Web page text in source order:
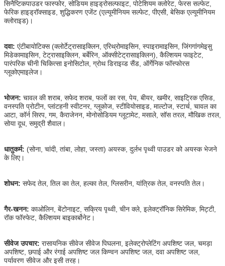
सिनैप्टिकपाउडर फास्फोर, सोडियम हाइड्रोसल्फाइट, पोटेशियम क्लोरेट, फेरस सल्फेट,
फेरिक हाइड्रॉक्साइड, शुद्धिकरण एजेंट (एल्यूमीनियम सल्फेट, पीएसी, बेसिक एल्यूमीनियम
क्लोराइड)।
दवा: एंटीबायोटिक्स (क्लोर्टेट्रासाइक्लिन, एरिथ्रोमाइसिन, स्पाइरामाइसिन, जिंगगांगमेइसु
मिडेकामाइसिन, टेट्रासाइक्लिन, बर्बेरिन, ऑक्सीटेट्रासाइक्लिन), कैल्शियम फाइटेट,
पारंपरिक चीनी चिकित्सा इनोसिटोल, ग्रोथ डिराइव्ड सैंड, ऑर्गेनिक फॉस्फोरस
ग्लूकोएमाइलेज।
भोजन: चावल की शराब, सफेद शराब, फलों का रस, पेय, बीयर, खमीर, साइट्रिक एसिड,
वनस्पति प्रोटीन, प्लांटहनी स्वीटनर, ग्लूकोज, स्टीवियोसाइड, माल्टोज, स्टार्च, चावल का
आटा, कॉर्न सिरप, गम, कैराजेनन, मोनोसोडियम ग्लूटामेट, मसाले, सॉस तरल, मौखिक तरल,
सोया दूध, समुद्री शैवाल।
धातुकर्म: (सोना, चांदी, तांबा, लोहा, जस्ता) अयस्क, दुर्लभ पृथ्वी पाउडर को अयस्क भेजने
के लिए।
शोधन: सफेद तेल, तिल का तेल, हल्का तेल, ग्लिसरीन, यांत्रिक तेल, वनस्पति तेल।
गैर-खनन: काओलिन, बेंटोनाइट, सक्रिय पृथ्वी, चीन क्ले, इलेक्ट्रॉनिक सिरेमिक, मिट्टी,
रॉक फॉस्फेट, कैल्शियम बाइकार्बोनेट।
सीवेज उपचार: रासायनिक सीवेज सीवेज पिघलना, इलेक्ट्रोप्लेटिंग अपशिष्ट जल, चमड़ा
अपशिष्ट, छपाई और रंगाई अपशिष्ट जल किण्वन अपशिष्ट जल, दवा अपशिष्ट जल,
पर्यावरण सीवेज और इसी तरह।